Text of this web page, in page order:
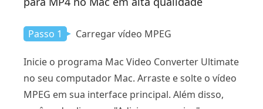
Passo 1 Carregar vídeo MPEG
Inicie o programa Mac Video Converter Ultimate
no seu computador Mac. Arraste e solte o vídeo
MPEG em sua interface principal. Além disso,